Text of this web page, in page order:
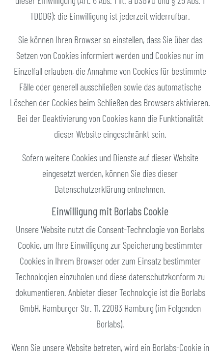
TDDDG); die Einwilligung ist jederzeit widerrufbar.
Sie können Ihren Browser so einstellen, dass Sie über das
Setzen von Cookies informiert werden und Cookies nur im
Einzelfall erlauben, die Annahme von Cookies für bestimmte
Fälle oder generell ausschließen sowie das automatische
Löschen der Cookies beim Schließen des Browsers aktivieren.
Bei der Deaktivierung von Cookies kann die Funktionalität
dieser Website eingeschränkt sein.
Sofern weitere Cookies und Dienste auf dieser Website
eingesetzt werden, können Sie dies dieser
Datenschutzerklärung entnehmen.
Einwilligung mit Borlabs Cookie
Unsere Website nutzt die Consent-Technologie von Borlabs
Cookie, um Ihre Einwilligung zur Speicherung bestimmter
Cookies in Ihrem Browser oder zum Einsatz bestimmter
Technologien einzuholen und diese datenschutzkonform zu
dokumentieren. Anbieter dieser Technologie ist die Borlabs
GmbH, Hamburger Str. 11, 22083 Hamburg (im Folgenden
Borlabs).
Wenn Sie unsere Website betreten, wird ein Borlabs-Cookie in